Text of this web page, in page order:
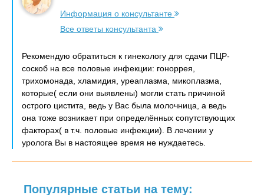
Информация о консультанте
Все ответы консультанта
Рекомендую обратиться к гинекологу для сдачи ПЦР-
соскоб на все половые инфекции: гоноррея,
трихомонада, хламидия, уреаплазма, микоплазма,
которые( если они выявлены) могли стать причиной
острого цистита, ведь у Вас была молочница, а ведь
она тоже возникает при определённых сопутствующих
факторах( в т.ч. половые инфекции). В лечении у
уролога Вы в настоящее время не нуждаетесь.
Популярные статьи на тему: